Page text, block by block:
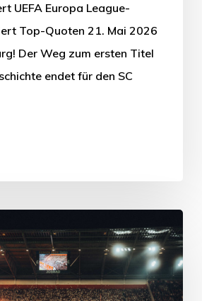
UEFA Europa League-
Top-Quoten 21. Mai 2026
Der Weg zum ersten Titel
endet für den SC